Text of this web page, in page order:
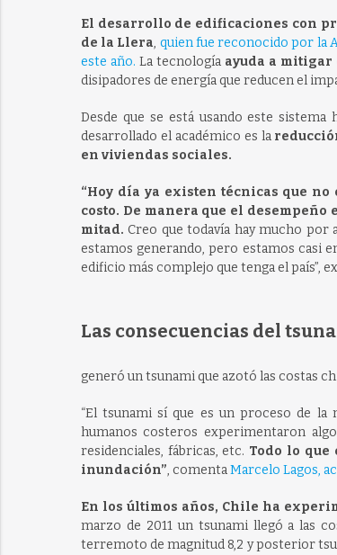
El desarrollo de edificaciones con
de la Llera, quien fue reconocido por la
este año. La tecnología ayuda a mitigar
disipadores de energía que reducen el
Desde que se está usando este
desarrollado el académico es la
en viviendas sociales.
“Hoy día ya existen técnicas que
costo. De manera que el
mitad. Creo que todavía hay mucho por
estamos generando, pero estamos casi
edificio más complejo que tenga el país”,
Las consecuencias del
generó un tsunami que azotó las costas
“El tsunami sí que es un proceso de la
humanos costeros experimentaron
residenciales, fábricas, etc. Todo lo que
inundación”, comentaMarcelo Lagos,
En los últimos años, Chile ha
marzo de 2011 un tsunami llegó a las
terremoto de magnitud 8,2 y posterior